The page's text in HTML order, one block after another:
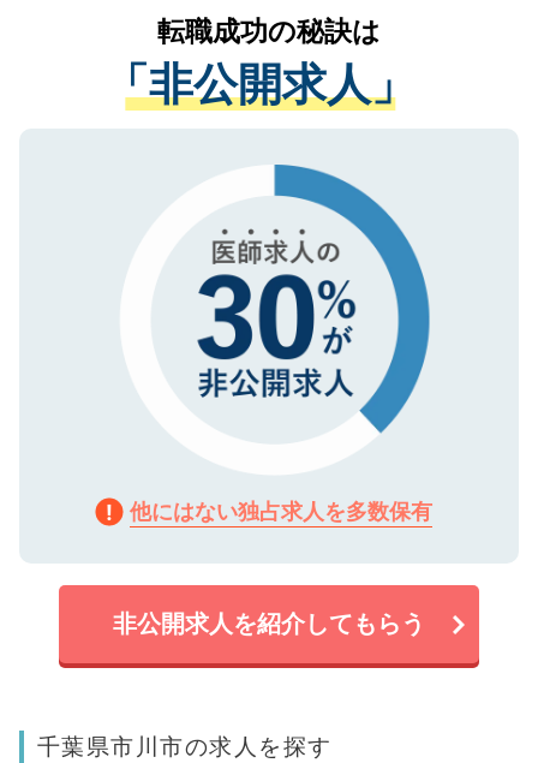
は、個人情報の取り扱いについての厳密な
管理基準を満たした事業者のみに付与され
る、プライバシーマークを取得済みです。
で、機密保持に関してもご安心ください。
かがいして、現在の医療機関の状況や紹介
経験をまじえながら、適切なアドバイスを
させていただきます。すぐにご転職をされ
ない方には、長期的なサポートが可能です
ので、まずはご登録ください。
転職成功の秘訣は
「非公開求人」
他にはない独占求人を多数保有
非公開求人を紹介してもらう
千葉県市川市の求人を探す